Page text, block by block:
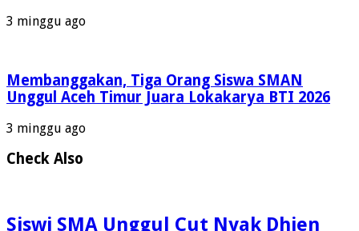
3 minggu ago
Membanggakan, Tiga Orang Siswa SMAN
Unggul Aceh Timur Juara Lokakarya BTI 2026
3 minggu ago
Check Also
Siswi SMA Unggul Cut Nyak Dhien